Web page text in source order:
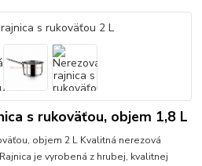
s rukoväťou, objem 1,8 L
objem 2 L Kvalitná nerezová
je vyrobená z hrubej, kvalitnej